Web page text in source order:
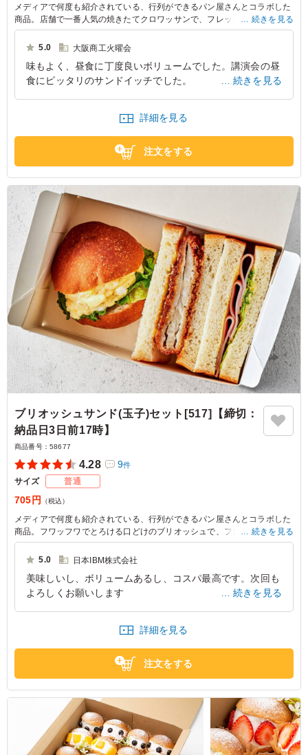
メディアで何度も紹介されている、行列ができるパン屋さんとコラボした
商品。店舗で一番人気の焼きたてクロワッサンで、フレッシュなハムとチ
ェダーチーズをサンドしたボリュームたっぷりのクロワッサンサンド。食
パンサンドは毎朝焼きたてのふわふわ食パンで作っています。
続きを見る
5.0 大阪商工火曜会
味もよく、昼食に丁度良いボリュームでした。講演会の昼
食にピッタリのサンドイッチでした。
続きを見る
詳細を見る
注文をする
ブリオッシュサンド(玉子)セット[517]【締切：
納品日3日前17時】
商品番号： 58677
4.28 9件
サイズ 普通
705円 （税込）
メディアで何度も紹介されている、行列ができるパン屋さんとコラボした
商品。フワッフワでとろける口どけのブリオッシュで、フレッシュな玉子
サラダをサンドしたブリオッシュサンド。食パンサンドは毎朝焼きたての
ふわふわ食パンで作っています。
続きを見る
5.0 日本IBM株式会社
美味しいし、ボリュームあるし、コスパ最高です。次回も
よろしくお願いします
続きを見る
詳細を見る
注文をする